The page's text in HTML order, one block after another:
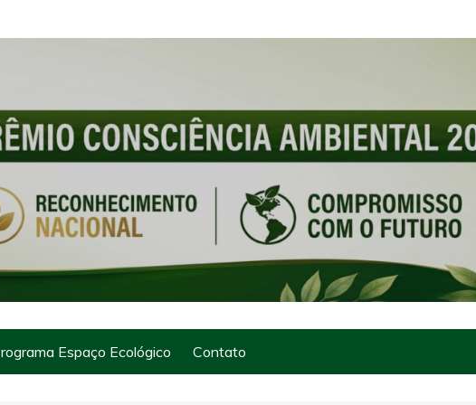
Espaço Ecológico Contato